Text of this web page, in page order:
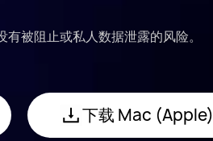
被阻止或私人数据泄露的风险。
下载 Mac (Apple)